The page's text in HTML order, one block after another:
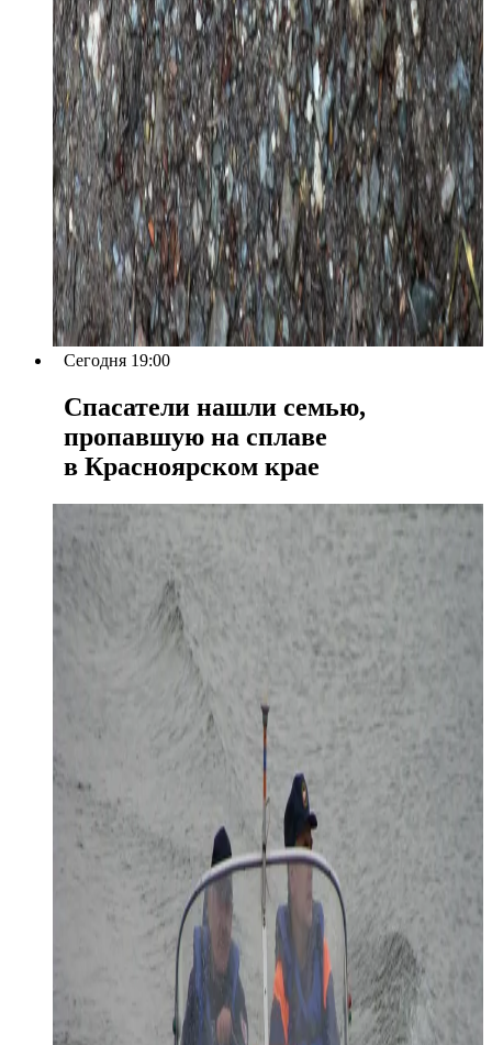
Сегодня 19:00
Спасатели нашли семью,
пропавшую на сплаве
в Красноярском крае